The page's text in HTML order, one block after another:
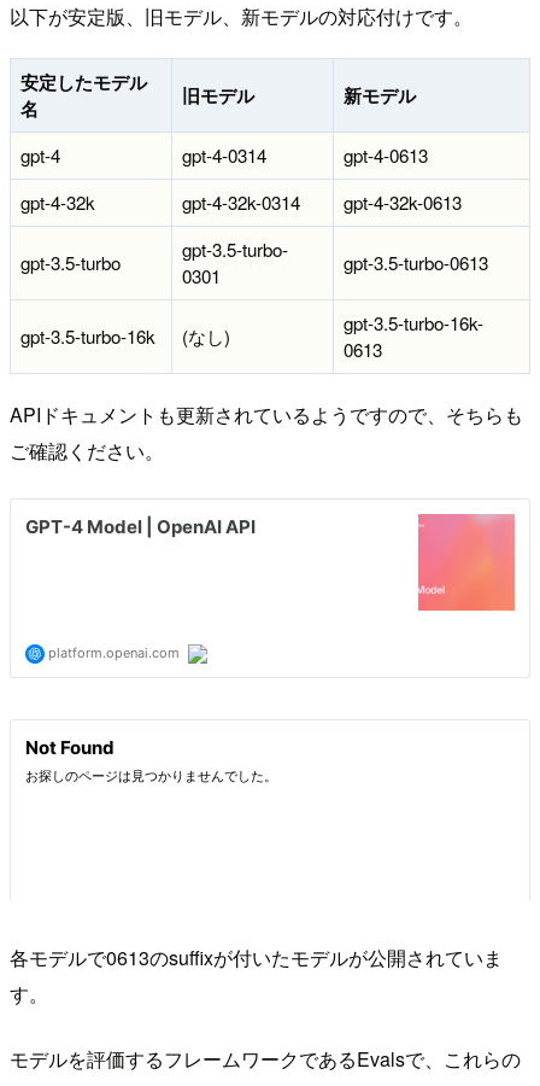
以下が安定版、旧モデル、新モデルの対応付けです。
安定したモデル
名
旧モデル 新モデル
gpt-4 gpt-4-0314
gpt-4-0613
gpt-4-32k
gpt-4-32k-0314 gpt-4-32k-0613
gpt-3.5-turbo
gpt-3.5-turbo-
0301
gpt-3.5-turbo-0613
gpt-3.5-turbo-16k (なし)
gpt-3.5-turbo-16k-
0613
APIドキュメントも更新されているようですので、そちらも
ご確認ください。
各モデルで0613のsuffixが付いたモデルが公開されていま
す。
モデルを評価するフレームワークであるEvalsで、これらの